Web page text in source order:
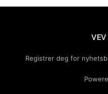
VEV
Registrer deg for